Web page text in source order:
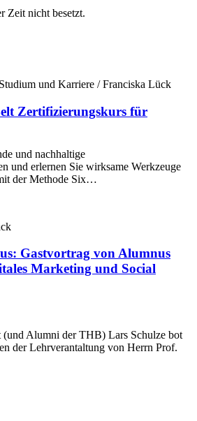
Zeit nicht besetzt.
und Karriere / Franciska Lück
Zertifizierungskurs für
und nachhaltige
und erlernen Sie wirksame Werkzeuge
der Methode Six…
Gastvortrag von Alumnus
Marketing und Social
(und Alumni der THB) Lars Schulze bot
der Lehrverantaltung von Herrn Prof.